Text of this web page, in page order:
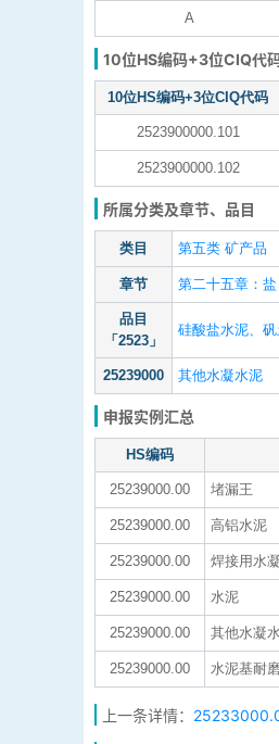
A
10位HS编码+3位CIQ代
10位HS编码+3位CIQ代码
2523900000.101
2523900000.102
所属分类及章节、品目
类目 第五类 矿产品
章节 第二十五章：
品目
「2523」
硅酸盐水泥、
25239000 其他水凝水泥
申报实例汇总
HS编码
25239000.00 堵漏王
25239000.00 高铝水泥
25239000.00 焊接用水
25239000.00 水泥
25239000.00 其他水凝
25239000.00 水泥基耐
上一条详情：